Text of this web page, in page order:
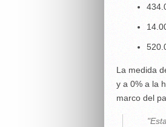
La medida
y a 0% a la
marco del